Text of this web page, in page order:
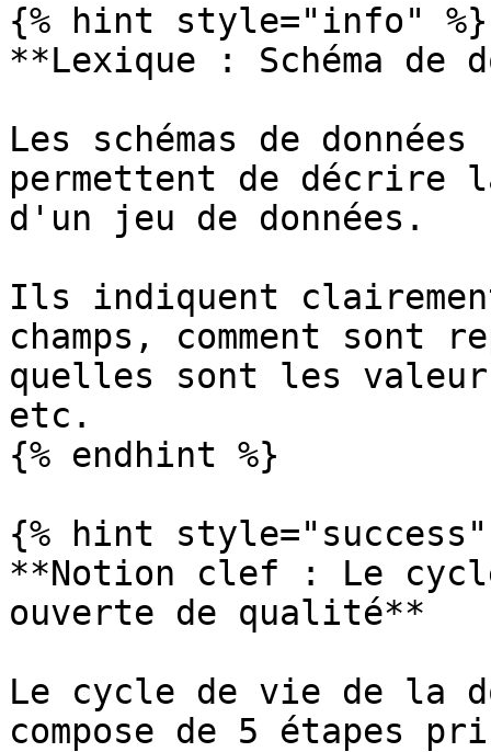
{% hint style="info" %}
**Lexique : Schéma de
Les schémas de
permettent de
d'un jeu de données.
Ils indiquent
champs, comment sont
quelles sont les
etc.
{% endhint %}
{% hint style="success"
**Notion clef : Le
ouverte de qualité**
Le cycle de vie de la
compose de 5 étapes